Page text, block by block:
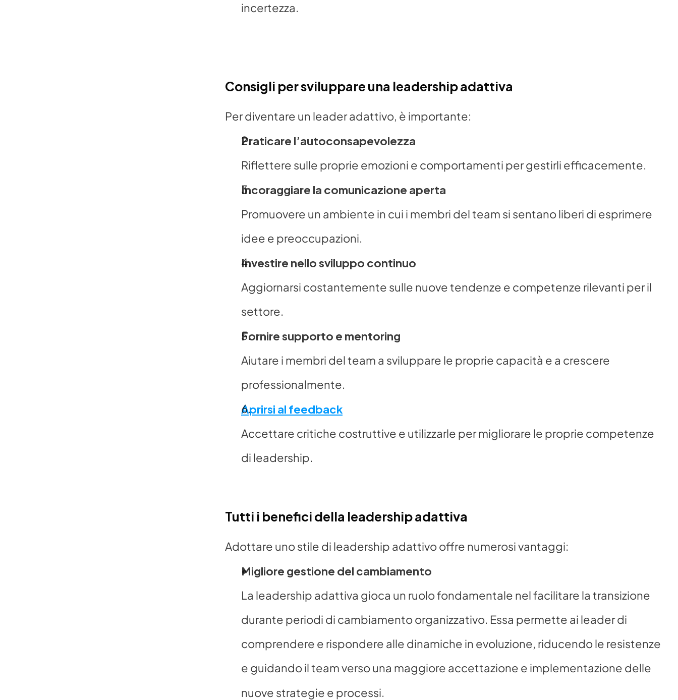
incertezza.
Consigli per sviluppare una leadership adattiva
Per diventare un leader adattivo, è importante:
Praticare l’autoconsapevolezza
Riflettere sulle proprie emozioni e comportamenti per gestirli efficacemente.
Incoraggiare la comunicazione aperta
Promuovere un ambiente in cui i membri del team si sentano liberi di esprimere
idee e preoccupazioni.
Investire nello sviluppo continuo
Aggiornarsi costantemente sulle nuove tendenze e competenze rilevanti per il
settore.
Fornire supporto e mentoring
Aiutare i membri del team a sviluppare le proprie capacità e a crescere
professionalmente.
Aprirsi al feedback
Accettare critiche costruttive e utilizzarle per migliorare le proprie competenze
di leadership.
Tutti i benefici della leadership adattiva
Adottare uno stile di leadership adattivo offre numerosi vantaggi:
Migliore gestione del cambiamento
La leadership adattiva gioca un ruolo fondamentale nel facilitare la transizione
durante periodi di cambiamento organizzativo. Essa permette ai leader di
comprendere e rispondere alle dinamiche in evoluzione, riducendo le resistenze
e guidando il team verso una maggiore accettazione e implementazione delle
nuove strategie e processi.